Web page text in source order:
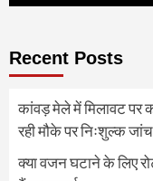
Recent Posts
कांवड़ मेले में मिलावट पर
रही मौके पर निःशुल्क जांच
क्या वजन घटाने के लिए